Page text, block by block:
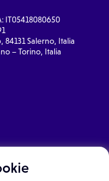
IT05418080650
84131 Salerno, Italia
– Torino, Italia